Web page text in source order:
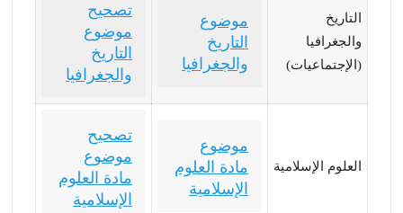
التاريخ
والجغرافيا
(الإجتماعيات)
موضوع
التاريخ
والجغرافيا
تصحيح
موضوع
التاريخ
والجغرافيا
العلوم الإسلامية
موضوع
مادة العلوم
الإسلامية
تصحيح
موضوع
مادة العلوم
الإسلامية